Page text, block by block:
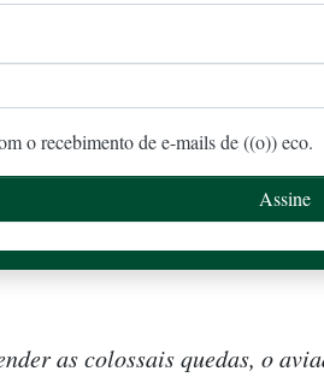
o recebimento de e-mails de ((o)) eco.
as colossais quedas, o